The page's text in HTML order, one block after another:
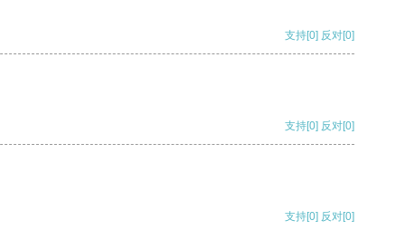
支持[0] 反对[0]
支持[0] 反对[0]
支持[0] 反对[0]